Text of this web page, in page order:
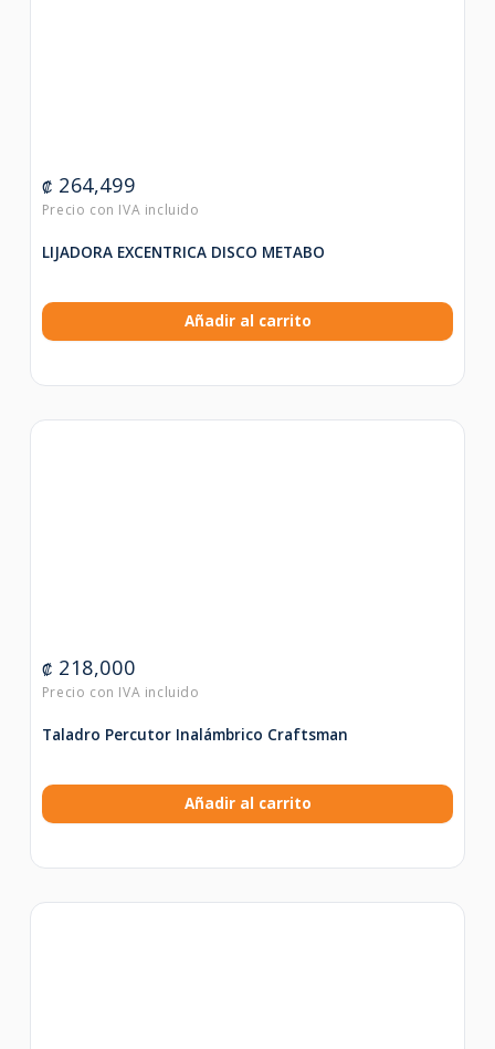
₡ 264,499
LIJADORA EXCENTRICA DISCO METABO
Añadir al carrito
₡ 218,000
Taladro Percutor Inalámbrico Craftsman
Añadir al carrito